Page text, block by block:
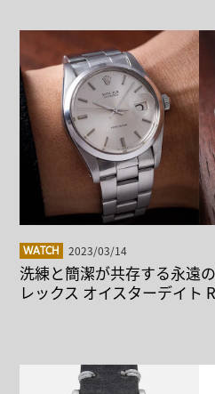
WATCH 2023/03/14
洗練と簡潔が共存する永遠
レックス オイスターデイト